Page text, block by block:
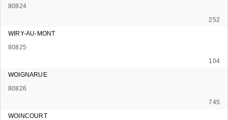
80824
252
WIRY-AU-MONT
80825
104
WOIGNARUE
80826
745
WOINCOURT